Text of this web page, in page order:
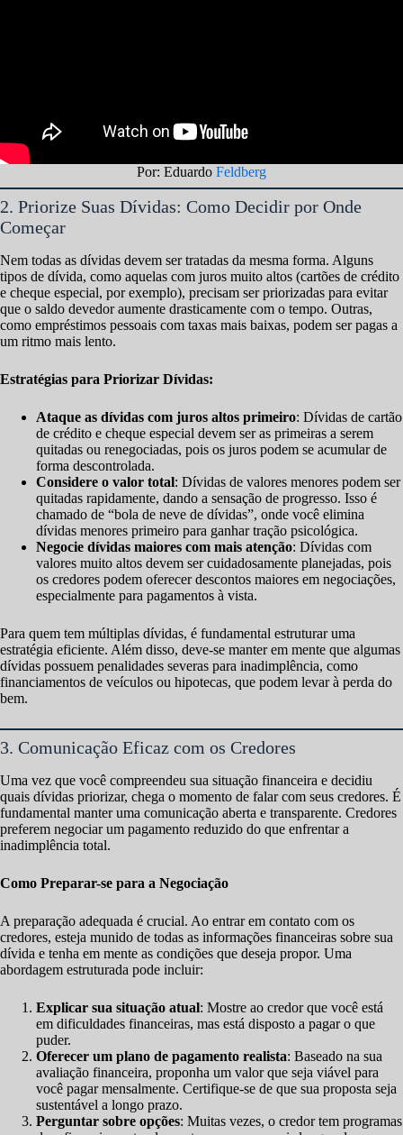
Por: Eduardo Feldberg
2. Priorize Suas Dívidas: Como Decidir por Onde
Começar
Nem todas as dívidas devem ser tratadas da mesma forma. Alguns
tipos de dívida, como aquelas com juros muito altos (cartões de crédito
e cheque especial, por exemplo), precisam ser priorizadas para evitar
que o saldo devedor aumente drasticamente com o tempo. Outras,
como empréstimos pessoais com taxas mais baixas, podem ser pagas a
um ritmo mais lento.
Estratégias para Priorizar Dívidas:
Ataque as dívidas com juros altos primeiro: Dívidas de cartão
de crédito e cheque especial devem ser as primeiras a serem
quitadas ou renegociadas, pois os juros podem se acumular de
forma descontrolada.
Considere o valor total: Dívidas de valores menores podem ser
quitadas rapidamente, dando a sensação de progresso. Isso é
chamado de “bola de neve de dívidas”, onde você elimina
dívidas menores primeiro para ganhar tração psicológica.
Negocie dívidas maiores com mais atenção: Dívidas com
valores muito altos devem ser cuidadosamente planejadas, pois
os credores podem oferecer descontos maiores em negociações,
especialmente para pagamentos à vista.
Para quem tem múltiplas dívidas, é fundamental estruturar uma
estratégia eficiente. Além disso, deve-se manter em mente que algumas
dívidas possuem penalidades severas para inadimplência, como
financiamentos de veículos ou hipotecas, que podem levar à perda do
bem.
3. Comunicação Eficaz com os Credores
Uma vez que você compreendeu sua situação financeira e decidiu
quais dívidas priorizar, chega o momento de falar com seus credores. É
fundamental manter uma comunicação aberta e transparente. Credores
preferem negociar um pagamento reduzido do que enfrentar a
inadimplência total.
Como Preparar-se para a Negociação
A preparação adequada é crucial. Ao entrar em contato com os
credores, esteja munido de todas as informações financeiras sobre sua
dívida e tenha em mente as condições que deseja propor. Uma
abordagem estruturada pode incluir:
Explicar sua situação atual: Mostre ao credor que você está
em dificuldades financeiras, mas está disposto a pagar o que
puder.
Oferecer um plano de pagamento realista: Baseado na sua
avaliação financeira, proponha um valor que seja viável para
você pagar mensalmente. Certifique-se de que sua proposta seja
sustentável a longo prazo.
Perguntar sobre opções: Muitas vezes, o credor tem programas